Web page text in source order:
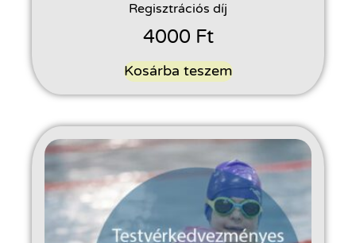
Regisztrációs díj
4000 Ft
Kosárba teszem